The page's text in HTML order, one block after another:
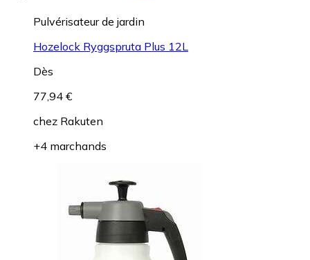
Pulvérisateur de jardin
Hozelock Ryggspruta Plus 12L
Dès
77,94 €
chez Rakuten
+4 marchands